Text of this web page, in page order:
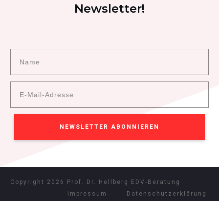
Newsletter!
NEWSLETTER ABONNIEREN
Copyright 2026
Prof. Dr. Hellberg EDV-Beratung
Impressum
Datenschutzerklärung